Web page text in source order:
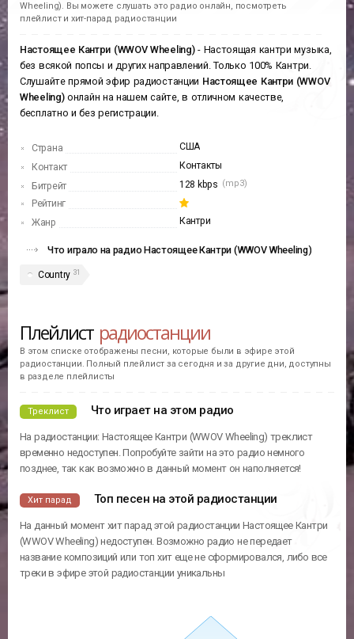
Wheeling). Вы можете слушать это радио онлайн, посмотреть
плейлист и хит-парад радиостанции
Настоящее Кантри (WWOV Wheeling)- Настоящая кантри музыка,
без всякой попсы и других направлений. Только 100% Кантри.
Слушайте прямой эфир радиостанции Настоящее Кантри (WWOV
Wheeling)онлайн на нашем сайте, в отличном качестве,
бесплатно и без регистрации.
Страна
США
Контакт
Контакты
Битрейт
128 kbps (mp3)
Рейтинг
Жанр
Кантри
Что играло на радио Настоящее Кантри (WWOV Wheeling)
Country 31
Плейлист радиостанции
В этом списке отображены песни, которые были в эфире этой
радиостанции. Полный плейлист за сегодня и за другие дни, доступны
в разделе плейлисты
Треклист Что играет на этом радио
На радиостанции: Настоящее Кантри (WWOV Wheeling) треклист
временно недоступен. Попробуйте зайти на это радио немного
позднее, так как возможно в данный момент он наполняется!
Хит парад Топ песен на этой радиостанции
На данный момент хит парад этой радиостанции Настоящее Кантри
(WWOV Wheeling) недоступен. Возможно радио не передает
название композиций или топ хит еще не сформировался, либо все
треки в эфире этой радиостанции уникальны